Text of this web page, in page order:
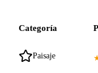
Categoría
Paisaje